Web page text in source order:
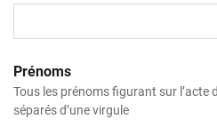
Prénoms
Tous les prénoms figurant sur l’acte
séparés d’une virgule